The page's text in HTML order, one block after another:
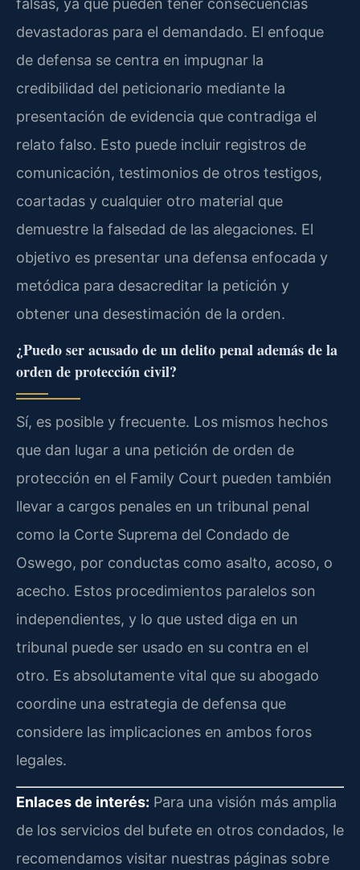
falsas, ya que pueden tener consecuencias
devastadoras para el demandado. El enfoque
de defensa se centra en impugnar la
credibilidad del peticionario mediante la
presentación de evidencia que contradiga el
relato falso. Esto puede incluir registros de
comunicación, testimonios de otros testigos,
coartadas y cualquier otro material que
demuestre la falsedad de las alegaciones. El
objetivo es presentar una defensa enfocada y
metódica para desacreditar la petición y
obtener una desestimación de la orden.
¿Puedo ser acusado de un delito penal además de la
orden de protección civil?
Sí, es posible y frecuente. Los mismos hechos
que dan lugar a una petición de orden de
protección en el Family Court pueden también
llevar a cargos penales en un tribunal penal
como la Corte Suprema del Condado de
Oswego, por conductas como asalto, acoso, o
acecho. Estos procedimientos paralelos son
independientes, y lo que usted diga en un
tribunal puede ser usado en su contra en el
otro. Es absolutamente vital que su abogado
coordine una estrategia de defensa que
considere las implicaciones en ambos foros
legales.
Enlaces de interés: Para una visión más amplia
de los servicios del bufete en otros condados, le
recomendamos visitar nuestras páginas sobre